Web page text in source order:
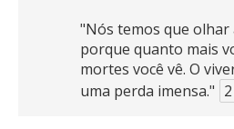
"Nós temos que olhar
porque quanto mais
mortes você vê. O
uma perda imensa." 2